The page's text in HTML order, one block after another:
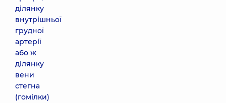
ділянку
внутрішньої
грудної
артерії
або ж
ділянку
вени
стегна
(гомілки)